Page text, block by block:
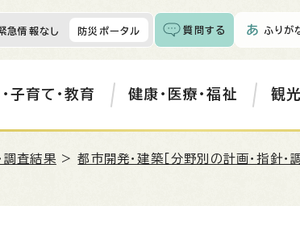
急情報なし 防災ポータル 質問する ふりが
子育て・教育 健康・医療・福祉 観
調査結果 >都市開発・建築［分野別の計画・指針・